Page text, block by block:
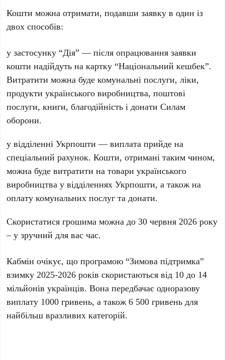
Кошти можна отримати, подавши заявку в один із
двох способів:
у застосунку “Дія” — після опрацювання заявки
кошти надійдуть на картку “Національний кешбек”.
Витратити можна буде комунальні послуги, ліки,
продукти українського виробництва, поштові
послуги, книги, благодійність і донати Силам
оборони.
у відділенні Укрпошти — виплата прийде на
спеціальний рахунок. Кошти, отримані таким чином,
можна буде витратити на товари українського
виробництва у відділеннях Укрпошти, а також на
оплату комунальних послуг та донати.
Скористатися грошима можна до 30 червня 2026 року
– у зручний для вас час.
Кабмін очікує, що програмою “Зимова підтримка”
взимку 2025-2026 років скористаються від 10 до 14
мільйонів українців. Вона передбачає одноразову
виплату 1000 гривень, а також 6 500 гривень для
найбільш вразливих категорій.